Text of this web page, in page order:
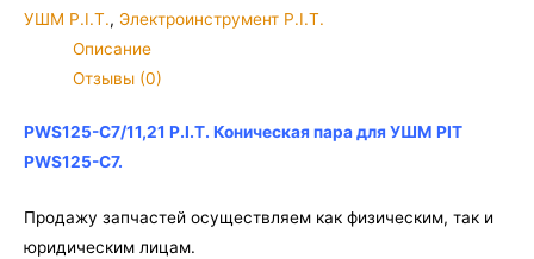
УШМ
PIT
C7
УШМ P.I.T., Электроинструмент P.I.T.
Описание
Отзывы (0)
PWS125-C7/11,21 P.I.T. Коническая пара для УШМ PIT
PWS125-C7.
Продажу запчастей осуществляем как физическим, так и
юридическим лицам.